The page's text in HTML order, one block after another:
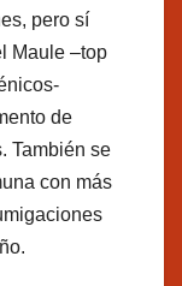
pero sí
Maule –top
de
También se
con más